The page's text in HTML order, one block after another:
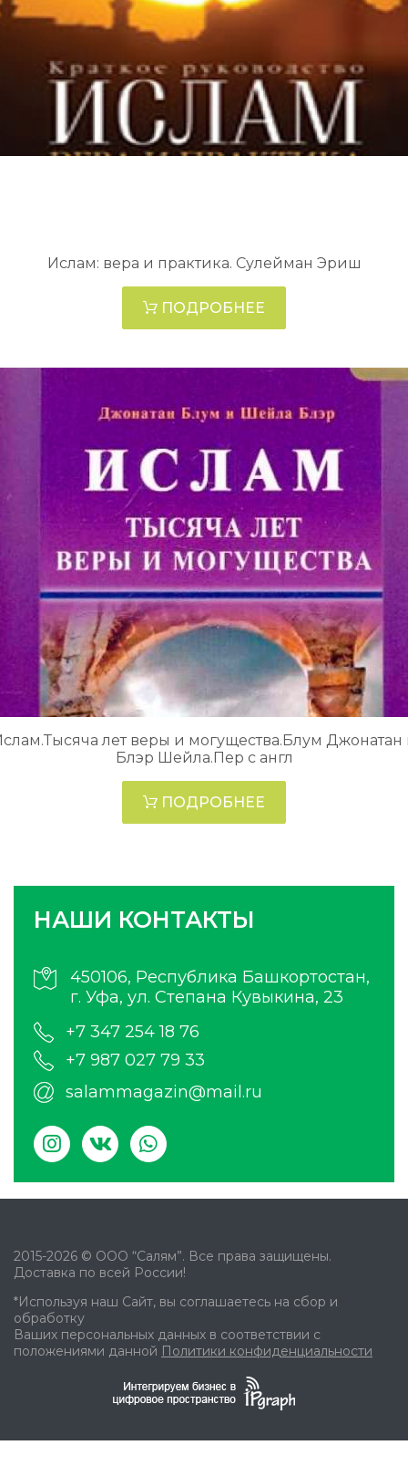
Ислам: вера и практика. Сулейман Эриш
ПОДРОБНЕЕ
лет веры и могущества.Блум Джонатан
Блэр Шейла.Пер с англ
ПОДРОБНЕЕ
НАШИ КОНТАКТЫ
450106, Республика Башкортостан,
г. Уфа, ул. Степана Кувыкина, 23
+7 347 254 18 76
+7 987 027 79 33
salammagazin@mail.ru
2015-2026 © ООО “Салям”. Все права защищены.
Доставка по всей России!
*Используя наш Сайт, вы соглашаетесь на сбор и
обработку
Ваших персональных данных в соответствии с
положениями данной Политики конфиденциальности